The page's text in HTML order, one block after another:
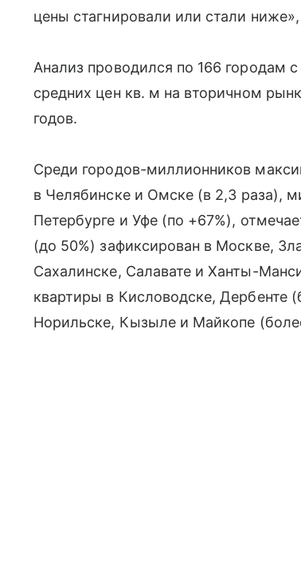
цены стагнировали или стали
Анализ проводился по 166 городам
средних цен кв. м на вторичном
годов.
Среди городов-миллионников
в Челябинске и Омске (в 2,3 раза),
Петербурге и Уфе (по +67%),
(до 50%) зафиксирован в Москве,
Сахалинске, Салавате и Ханты-
квартиры в Кисловодске, Дербенте
Норильске, Кызыле и Майкопе